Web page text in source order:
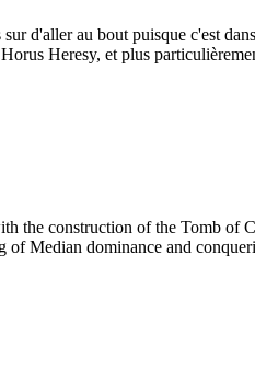
d'aller au bout puisque c'est
Heresy, et plus
the construction of the Tomb of
Median dominance and